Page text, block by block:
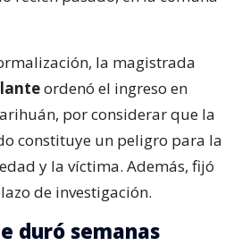
la magistrada
ordenó el ingreso en
por considerar que la
constituye un peligro para la
y la víctima. Además, fijó
de investigación.
duró semanas